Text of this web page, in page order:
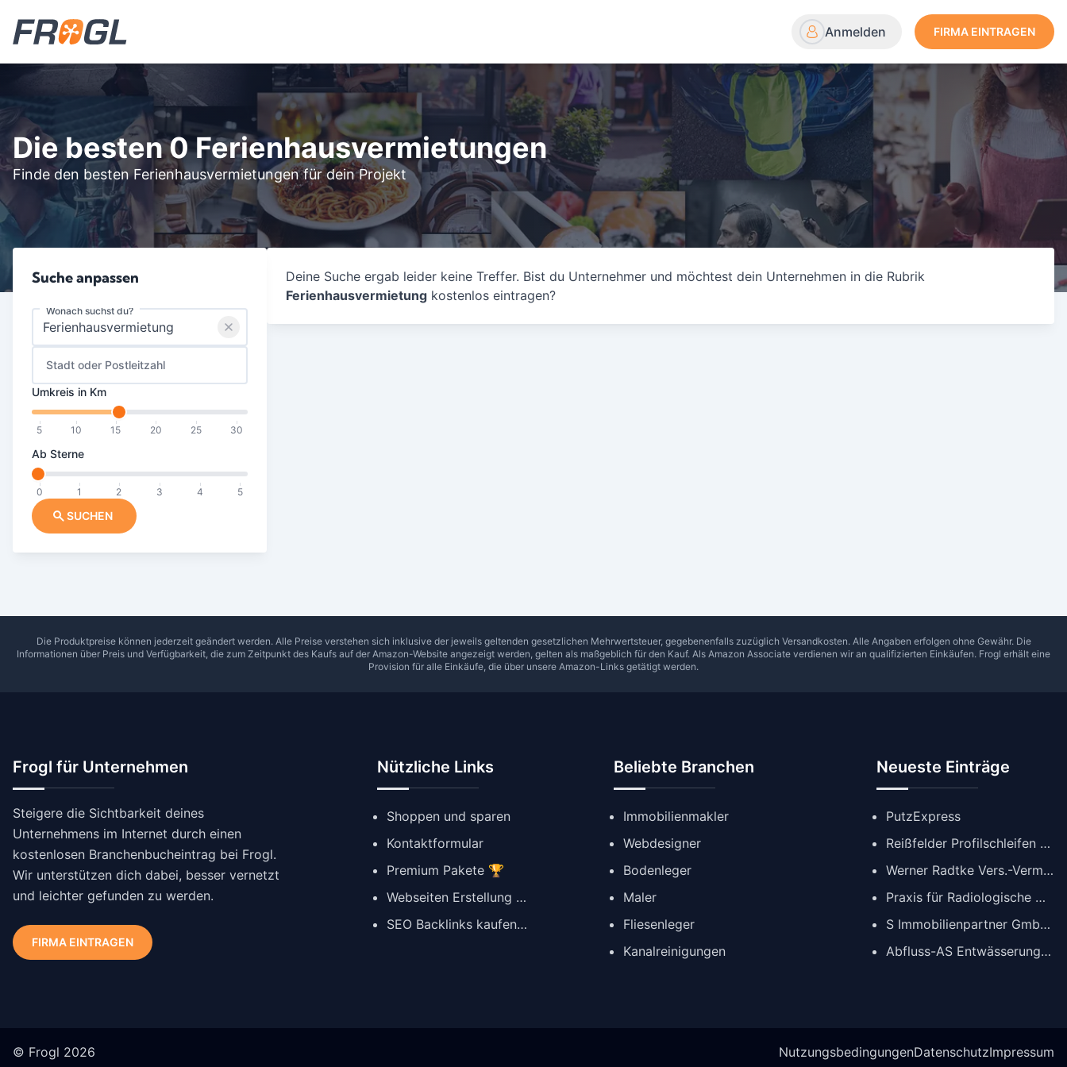
Anmelden FIRMA EINTRAGEN
Die besten 0 Ferienhausvermietungen
Finde den besten Ferienhausvermietungen für dein Projekt
Suche anpassen
Wonach suchst du?
Stadt oder Postleitzahl
Umkreis in Km
5 10 15 20 25 30
Ab Sterne
0 1 2 3 4 5
SUCHEN
Deine Suche ergab leider keine Treffer. Bist du Unternehmer und möchtest dein Unternehmen in die Rubrik
Ferienhausvermietung kostenlos eintragen?
Die Produktpreise können jederzeit geändert werden. Alle Preise verstehen sich inklusive der jeweils geltenden gesetzlichen Mehrwertsteuer, gegebenenfalls zuzüglich Versandkosten. Alle Angaben erfolgen ohne Gewähr. Die
Informationen über Preis und Verfügbarkeit, die zum Zeitpunkt des Kaufs auf der Amazon-Website angezeigt werden, gelten als maßgeblich für den Kauf. Als Amazon Associate verdienen wir an qualifizierten Einkäufen. Frogl erhält eine
Provision für alle Einkäufe, die über unsere Amazon-Links getätigt werden.
Frogl für Unternehmen
Steigere die Sichtbarkeit deines
Unternehmens im Internet durch einen
kostenlosen Branchenbucheintrag bei Frogl.
Wir unterstützen dich dabei, besser vernetzt
und leichter gefunden zu werden.
FIRMA EINTRAGEN
Nützliche Links
Shoppen und sparen
Kontaktformular
Premium Pakete 🏆
Webseiten Erstellung ✨
SEO Backlinks kaufen 🔗
Beliebte Branchen
Immobilienmakler
Webdesigner
Bodenleger
Maler
Fliesenleger
Kanalreinigungen
Neueste Einträge
PutzExpress
Reißfelder Profilschleifen GmbH
Werner Radtke Vers.-Verm. GmbH
Praxis für Radiologische Diagnostik
S Immobilienpartner GmbH | Immobilienmakler Köln
Abfluss-AS Entwässerungstechnik GmbH
© Frogl 2026 NutzungsbedingungenDatenschutzImpressum